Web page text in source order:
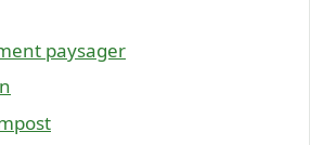
paysager